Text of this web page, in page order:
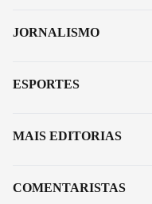
JORNALISMO
ESPORTES
MAIS EDITORIAS
COMENTARISTAS